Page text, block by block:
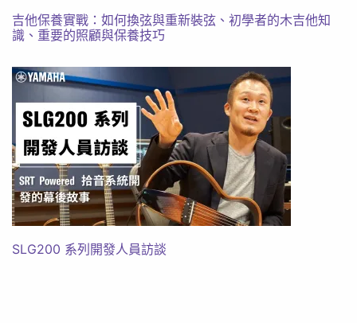
吉他保養實戰：如何換弦與重新裝弦、初學者的木吉他知
識、重要的照顧與保養技巧
SLG200 系列開發人員訪談